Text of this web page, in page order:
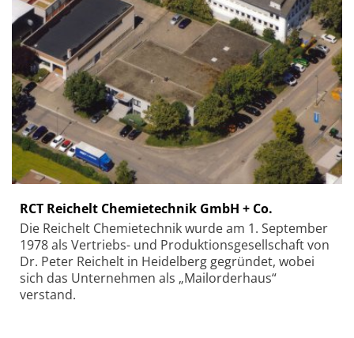
RCT Reichelt Chemietechnik GmbH + Co.
Die Reichelt Chemietechnik wurde am 1. September
1978 als Vertriebs- und Produktionsgesellschaft von
Dr. Peter Reichelt in Heidelberg gegründet, wobei
sich das Unternehmen als „Mailorderhaus“
verstand.